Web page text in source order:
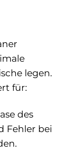
legen.
für:
des
Fehler bei